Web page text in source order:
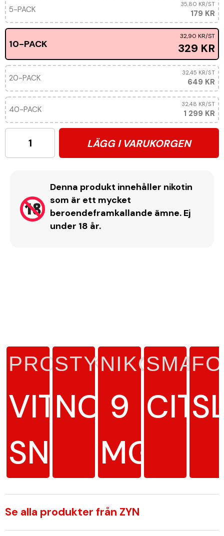
5-PACK 179 KR
35,80 KR/ST
10-PACK 329 KR
32,90 KR/ST
20-PACK 649 KR
32,45 KR/ST
40-PACK 1 299 KR
32,48 KR/ST
LÄGG I VARUKORGEN
Denna produkt innehåller nikotin
som är ett mycket
beroendeframkallande ämne. Ej
under 18 år.
PRODUKTTYP
VITT
SNUS
STYRKA
NORMAL
9
MG/G
SMAK
Se alla produkter från ZYN